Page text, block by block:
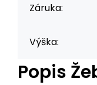
Záruka:
Výška:
Popis